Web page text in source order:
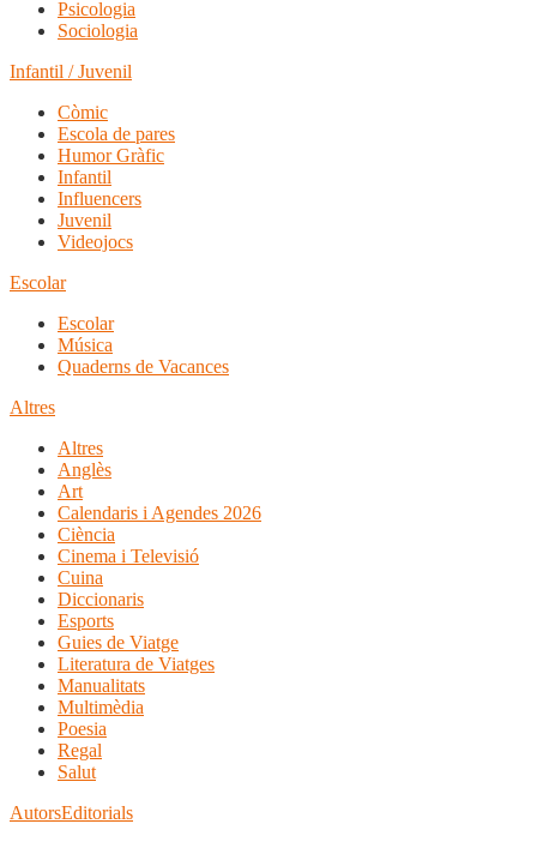
Psicologia
Sociologia
Infantil / Juvenil
Còmic
Escola de pares
Humor Gràfic
Infantil
Influencers
Juvenil
Videojocs
Escolar
Escolar
Música
Quaderns de Vacances
Altres
Altres
Anglès
Art
Calendaris i Agendes 2026
Ciència
Cinema i Televisió
Cuina
Diccionaris
Esports
Guies de Viatge
Literatura de Viatges
Manualitats
Multimèdia
Poesia
Regal
Salut
AutorsEditorials